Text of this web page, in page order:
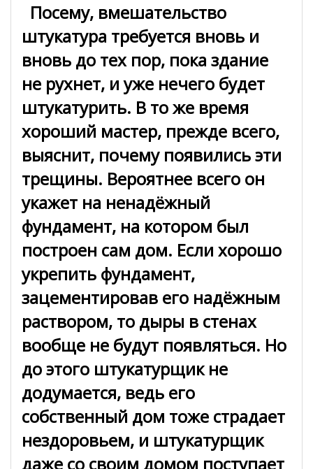
Посему, вмешательство
штукатура требуется вновь и
вновь до тех пор, пока здание
не рухнет, и уже нечего будет
штукатурить. В то же время
хороший мастер, прежде всего,
выяснит, почему появились эти
трещины. Вероятнее всего он
укажет на ненадёжный
фундамент, на котором был
построен сам дом. Если хорошо
укрепить фундамент,
зацементировав его надёжным
раствором, то дыры в стенах
вообще не будут появляться. Но
до этого штукатурщик не
додумается, ведь его
собственный дом тоже страдает
нездоровьем, и штукатурщик
даже со своим домом поступает